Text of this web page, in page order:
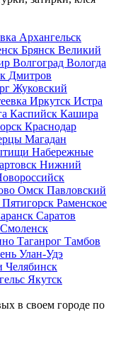
Архангельск
Брянск Великий
Волгоград Вологда
Дмитров
Жуковский
Иркутск Истра
Каспийск Кашира
Краснодар
Магадан
Набережные
Нижний
Омск Павловский
Пятигорск Раменское
Саратов
Смоленск
Таганрог Тамбов
Улан-Удэ
Челябинск
Якутск
в своем городе по